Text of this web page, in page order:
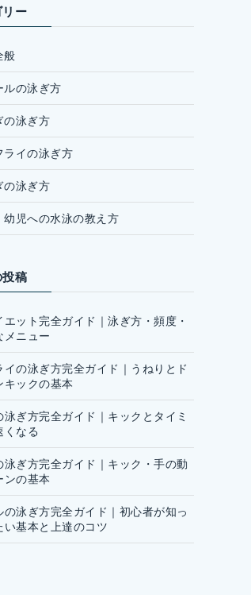
リー
般
ルの泳ぎ方
の泳ぎ方
ライの泳ぎ方
の泳ぎ方
幼児への水泳の教え方
投稿
エット完全ガイド｜泳ぎ方・頻度・
メニュー
イの泳ぎ方完全ガイド｜うねりとド
キックの基本
泳ぎ方完全ガイド｜キックとタイミ
くなる
泳ぎ方完全ガイド｜キック・手の動
ンの基本
の泳ぎ方完全ガイド｜初心者が知っ
い基本と上達のコツ